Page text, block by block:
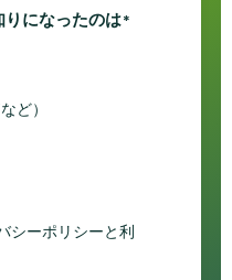
になったのは*
ど）
シーポリシーと利